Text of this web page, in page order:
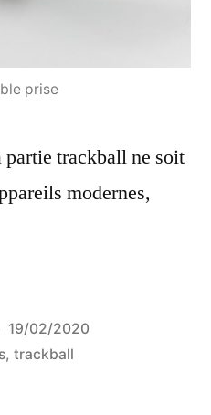
prise
partie trackball ne soit
modernes,
19/02/2020
, trackball